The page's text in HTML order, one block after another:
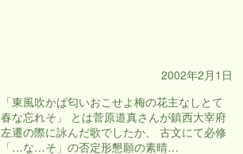
2002年2月1日
「東風吹かば匂いおこせよ梅の花主なしとて
春な忘れそ」 とは菅原道真さんが鎮西大宰府
左遷の際に詠んだ歌でしたか、 古文にて必修
「…な…そ」の否定形懇願の素晴…